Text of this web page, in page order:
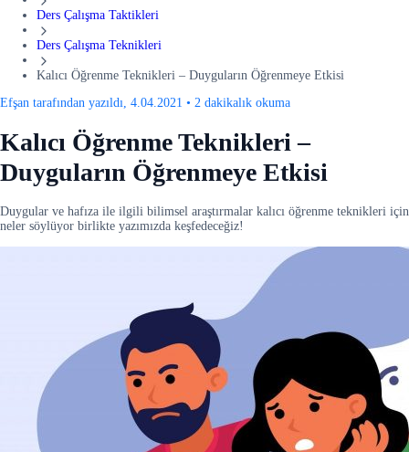
Ders Çalışma Taktikleri
Ders Çalışma Teknikleri
Kalıcı Öğrenme Teknikleri – Duyguların Öğrenmeye Etkisi
Efşan tarafından yazıldı, 4.04.2021 • 2 dakikalık okuma
Kalıcı Öğrenme Teknikleri –
Duyguların Öğrenmeye Etkisi
Duygular ve hafıza ile ilgili bilimsel araştırmalar kalıcı öğrenme teknikleri için
neler söylüyor birlikte yazımızda keşfedeceğiz!